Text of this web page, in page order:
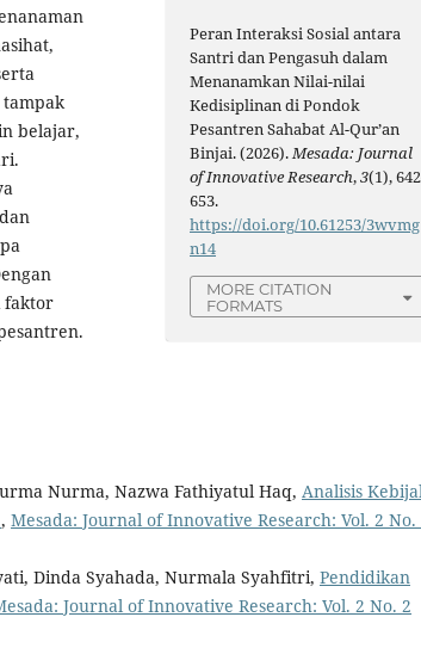
belajar,
faktor
Peran Interaksi Sosial antara
Santri dan Pengasuh dalam
Menanamkan Nilai-nilai
Kedisiplinan di Pondok
Pesantren Sahabat Al-Qur’an
Binjai. (2026).Mesada: Journal
of Innovative Research,3(1),
653.
https://doi.org/10.61253/3wvmg
n14
MORE CITATION
FORMATS
Nurma, Nazwa Fathiyatul Haq, Analisis
, Mesada: Journal of Innovative Research: Vol. 2 No.
Dinda Syahada, Nurmala Syahfitri, Pendidikan
Journal of Innovative Research: Vol. 2 No. 2